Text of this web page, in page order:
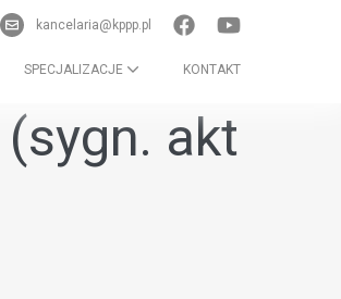
kancelaria@kppp.pl
SPECJALIZACJE KONTAKT
akt